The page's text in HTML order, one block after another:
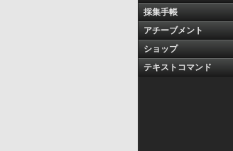
採集手帳
アチーブメント
ショップ
テキストコマンド